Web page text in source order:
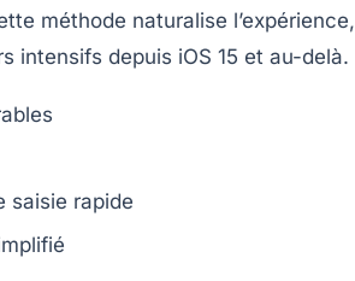
méthode naturalise l’expérience,
intensifs depuis iOS 15 et au-delà.
saisie rapide